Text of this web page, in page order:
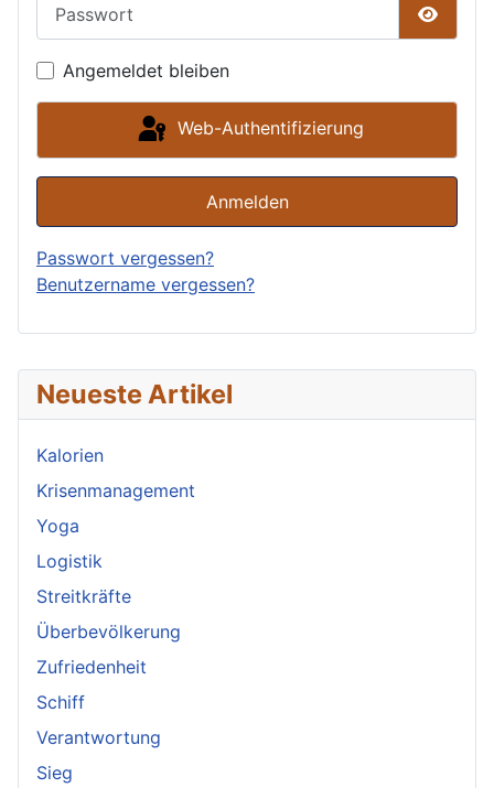
Neueste Artikel
Kalorien
Krisenmanagement
Yoga
Logistik
Streitkräfte
Überbevölkerung
Zufriedenheit
Schiff
Verantwortung
Sieg
Angemeldet bleiben
Web-Authentifizierung
Anmelden
Passwort vergessen?
Benutzername vergessen?